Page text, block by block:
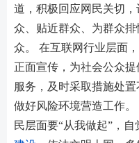
道，积极回应网民关切
众、贴近群众、为群众
众。 在互联网行业层面
正面宣传，为社会公众
服务，及时采取措施处
做好风险环境营造工作
民层面要“从我做起”，